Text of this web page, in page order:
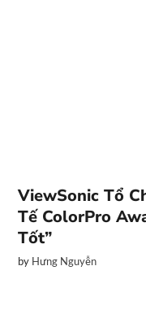
ViewSonic Tổ
Tế ColorPro
Tốt”
by Hưng Nguyễn